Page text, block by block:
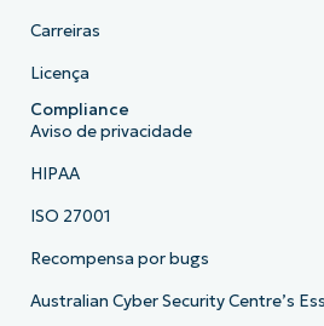
Carreiras
Licença
Compliance
Aviso de privacidade
HIPAA
ISO 27001
Recompensa por bugs
Australian Cyber Security Centre’s